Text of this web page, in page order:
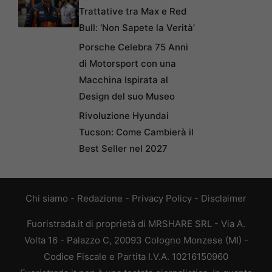
Trattative tra Max e Red
Bull: ‘Non Sapete la Verità’
Porsche Celebra 75 Anni
di Motorsport con una
Macchina Ispirata al
Design del suo Museo
Rivoluzione Hyundai
Tucson: Come Cambierà il
Best Seller nel 2027
Chi siamo - Redazione - Privacy Policy - Disclaimer
Fuoristrada.it di proprietà di MRSHARE SRL - Via A.
Volta 16 - Palazzo C, 20093 Cologno Monzese (MI) -
Codice Fiscale e Partita I.V.A. 10216150960